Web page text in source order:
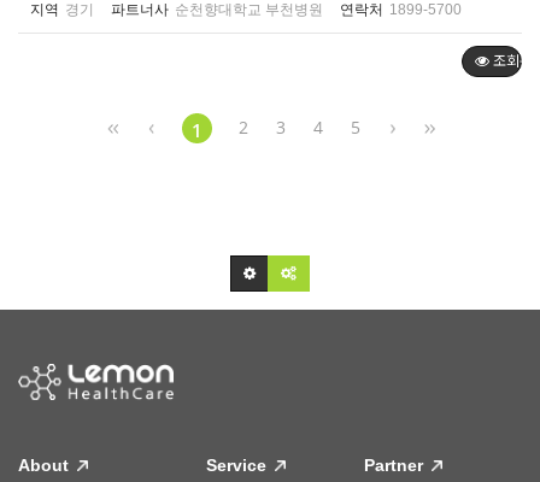
지역 경기 파트너사 순천향대학교 부천병원 연락처 1899-5700
조회순
1 2 3 4 5
About Service Partner